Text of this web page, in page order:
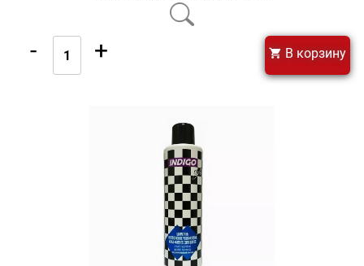
- + В корзину